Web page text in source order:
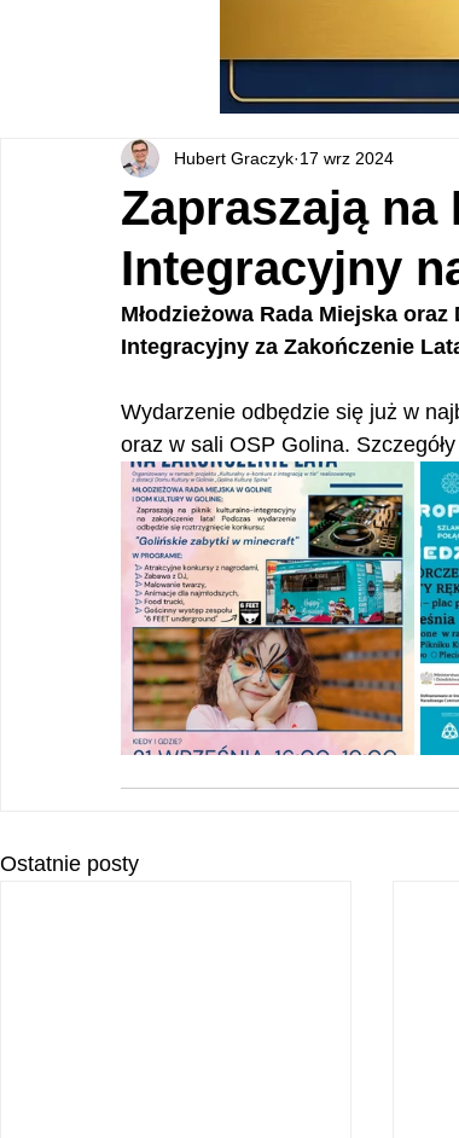
Zapraszają
Integracyjny
Hubert Graczyk 17 wrz 2024
Młodzieżowa Rada Miejska
Integracyjny za Zakończenie
Wydarzenie odbędzie się już w
oraz w sali OSP Golina.
Ostatnie posty